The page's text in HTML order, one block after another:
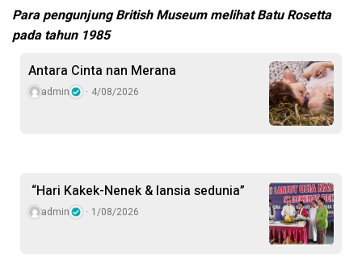
Para pengunjung British Museum melihat Batu Rosetta
pada tahun 1985
Antara Cinta nan Merana
admin 4/08/2026
“Hari Kakek-Nenek & lansia sedunia”
admin 1/08/2026